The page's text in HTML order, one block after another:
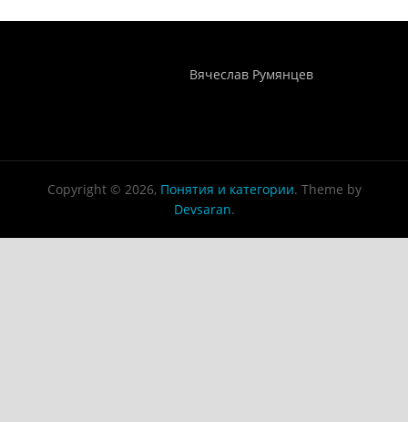
Вячеслав Румянцев
Copyright © 2026, Понятия и категории. Theme by
Devsaran.